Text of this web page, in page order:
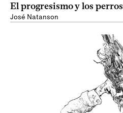
El progresismo y los perros
José Natanson